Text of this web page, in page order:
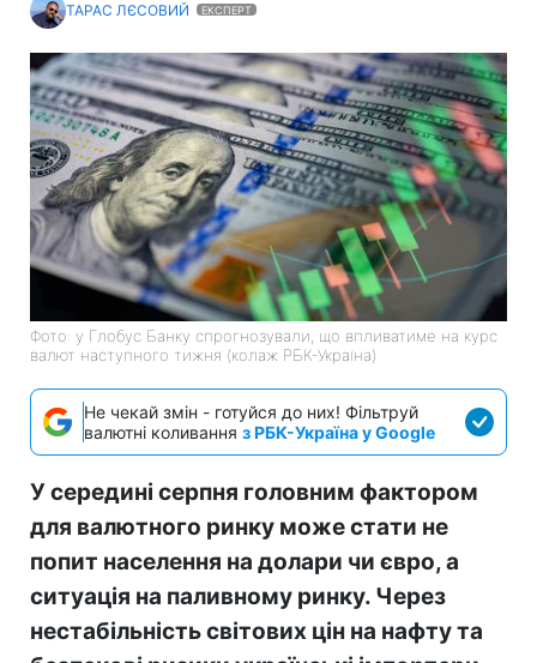
ТАРАС ЛЄСОВИЙ
ЕКСПЕРТ
Фото: у Глобус Банку спрогнозували, що впливатиме на курс
валют наступного тижня (колаж РБК-Україна)
Не чекай змін - готуйся до них! Фільтруй
валютні коливання з РБК-Україна у Google
У середині серпня головним фактором
для валютного ринку може стати не
попит населення на долари чи євро, а
ситуація на паливному ринку. Через
нестабільність світових цін на нафту та